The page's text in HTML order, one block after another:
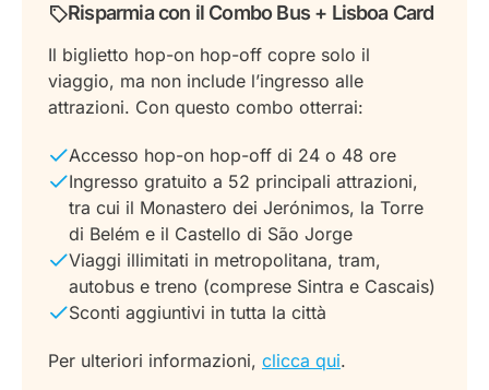
Risparmia con il Combo Bus + Lisboa Card
Il biglietto hop-on hop-off copre solo il
viaggio, ma non include l’ingresso alle
attrazioni. Con questo combo otterrai:
Accesso hop-on hop-off di 24 o 48 ore
Ingresso gratuito a 52 principali attrazioni,
tra cui il Monastero dei Jerónimos, la Torre
di Belém e il Castello di São Jorge
Viaggi illimitati in metropolitana, tram,
autobus e treno (comprese Sintra e Cascais)
Sconti aggiuntivi in tutta la città
Per ulteriori informazioni, clicca qui.